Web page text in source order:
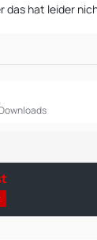
das hat leider